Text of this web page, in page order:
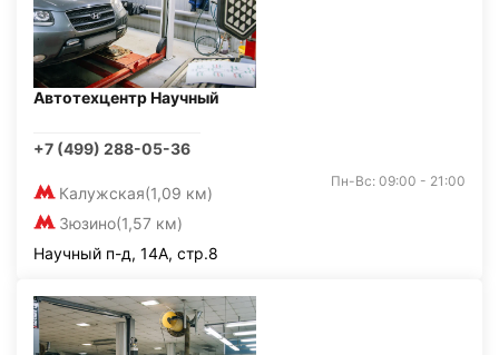
Автотехцентр Научный
+7 (499) 288-05-36
Калужская(1,09 км)
Зюзино(1,57 км)
Пн-Вс: 09:00 - 21:00
Научный п-д, 14А, стр.8